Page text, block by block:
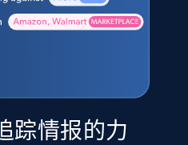
踪情报的力